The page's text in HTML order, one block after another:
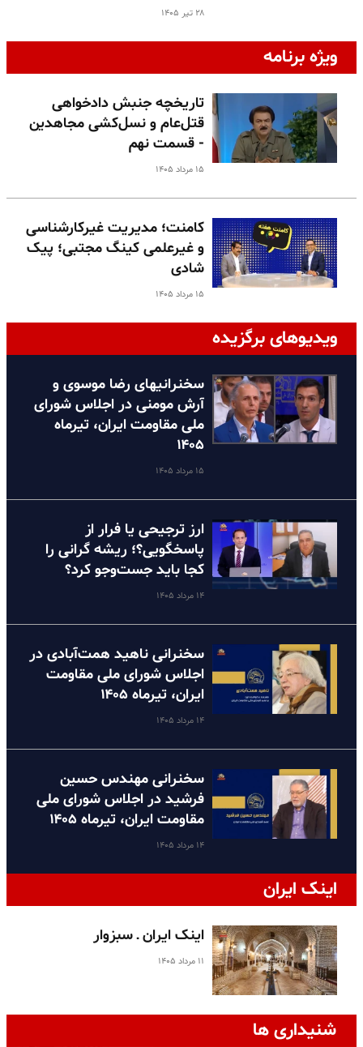
۲۸ تیر ۱۴۰۵
ویژه برنامه
تاریخچه جنبش دادخواهی
قتل‌عام و نسل‌کشی مجاهدین
- قسمت نهم
۱۵ مرداد ۱۴۰۵
کامنت؛ مدیریت غیرکارشناسی
و غیرعلمی کینگ مجتبی؛ پیک
شادی
۱۵ مرداد ۱۴۰۵
ویدیوهای برگزیده
سخنرانیهای رضا موسوی و
آرش مومنی در اجلاس شورای
ملی مقاومت ایران، تیرماه
۱۴۰۵
۱۵ مرداد ۱۴۰۵
ارز ترجیحی یا فرار از
پاسخگویی؟؛ ریشه گرانی را
کجا باید جست‌وجو کرد؟
۱۴ مرداد ۱۴۰۵
سخنرانی ناهید همت‌آبادی در
اجلاس شورای ملی مقاومت
ایران، تیرماه ۱۴۰۵
۱۴ مرداد ۱۴۰۵
سخنرانی مهندس حسین
فرشید در اجلاس شورای ملی
مقاومت ایران، تیرماه ۱۴۰۵
۱۴ مرداد ۱۴۰۵
اینک ایران
اینک ایران ـ سبزوار
۱۱ مرداد ۱۴۰۵
شنیداری ها